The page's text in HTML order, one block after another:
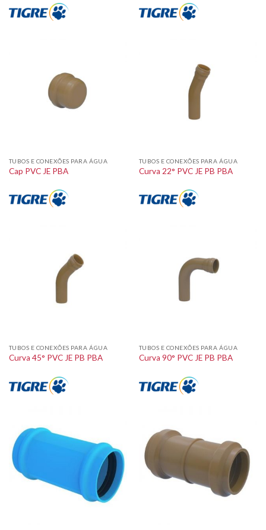
TUBOS E CONEXÕES PARA ÁGUA
Cap PVC JE PBA
TUBOS E CONEXÕES PARA ÁGUA
Curva 22° PVC JE PB PBA
TUBOS E CONEXÕES PARA ÁGUA
Curva 45° PVC JE PB PBA
TUBOS E CONEXÕES PARA ÁGUA
Curva 90° PVC JE PB PBA